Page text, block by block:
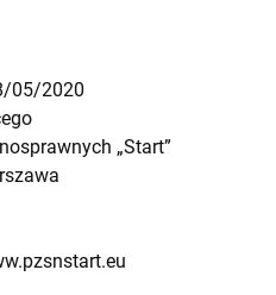
05/2020
„Start”